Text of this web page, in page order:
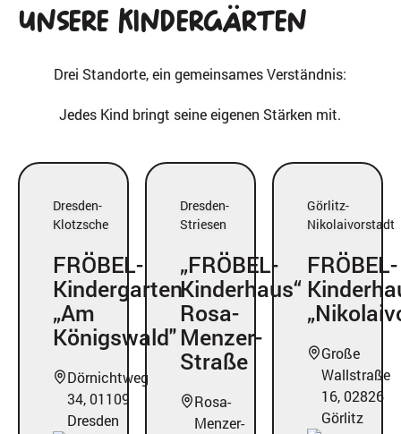
Unsere Kindergärten
Drei Standorte, ein gemeinsames Verständnis:
Jedes Kind bringt seine eigenen Stärken mit.
Dresden-
Klotzsche
FRÖBEL-
Kindergarten
„Am
Königswald"
Dörnichtweg
34, 01109
Dresden
Dresden-
Striesen
„FRÖBEL-
Kinderhaus“
Rosa-
Menzer-
Straße
Rosa-
Menzer-
Görlitz-
Nikolaivorstadt
FRÖBEL-
Große
Wallstraße
16, 02826
Görlitz